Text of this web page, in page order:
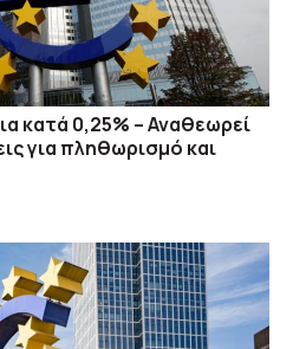
κατά 0,25% – Αναθεωρεί
για πληθωρισμό και